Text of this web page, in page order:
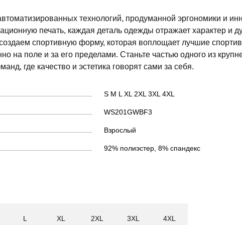
технологий, продуманной эргономики и
печать, каждая деталь одежды отражает характер и
спортивную форму, которая воплощает лучшие
на поле и за его пределами. Станьте частью одного из
где качество и эстетика говорят сами за себя.
SM LXL2XL3XL4XL
WS201GWBF3
Взрослый
92% полиэстер, 8% спандекс
L XL 2XL 3XL 4XL